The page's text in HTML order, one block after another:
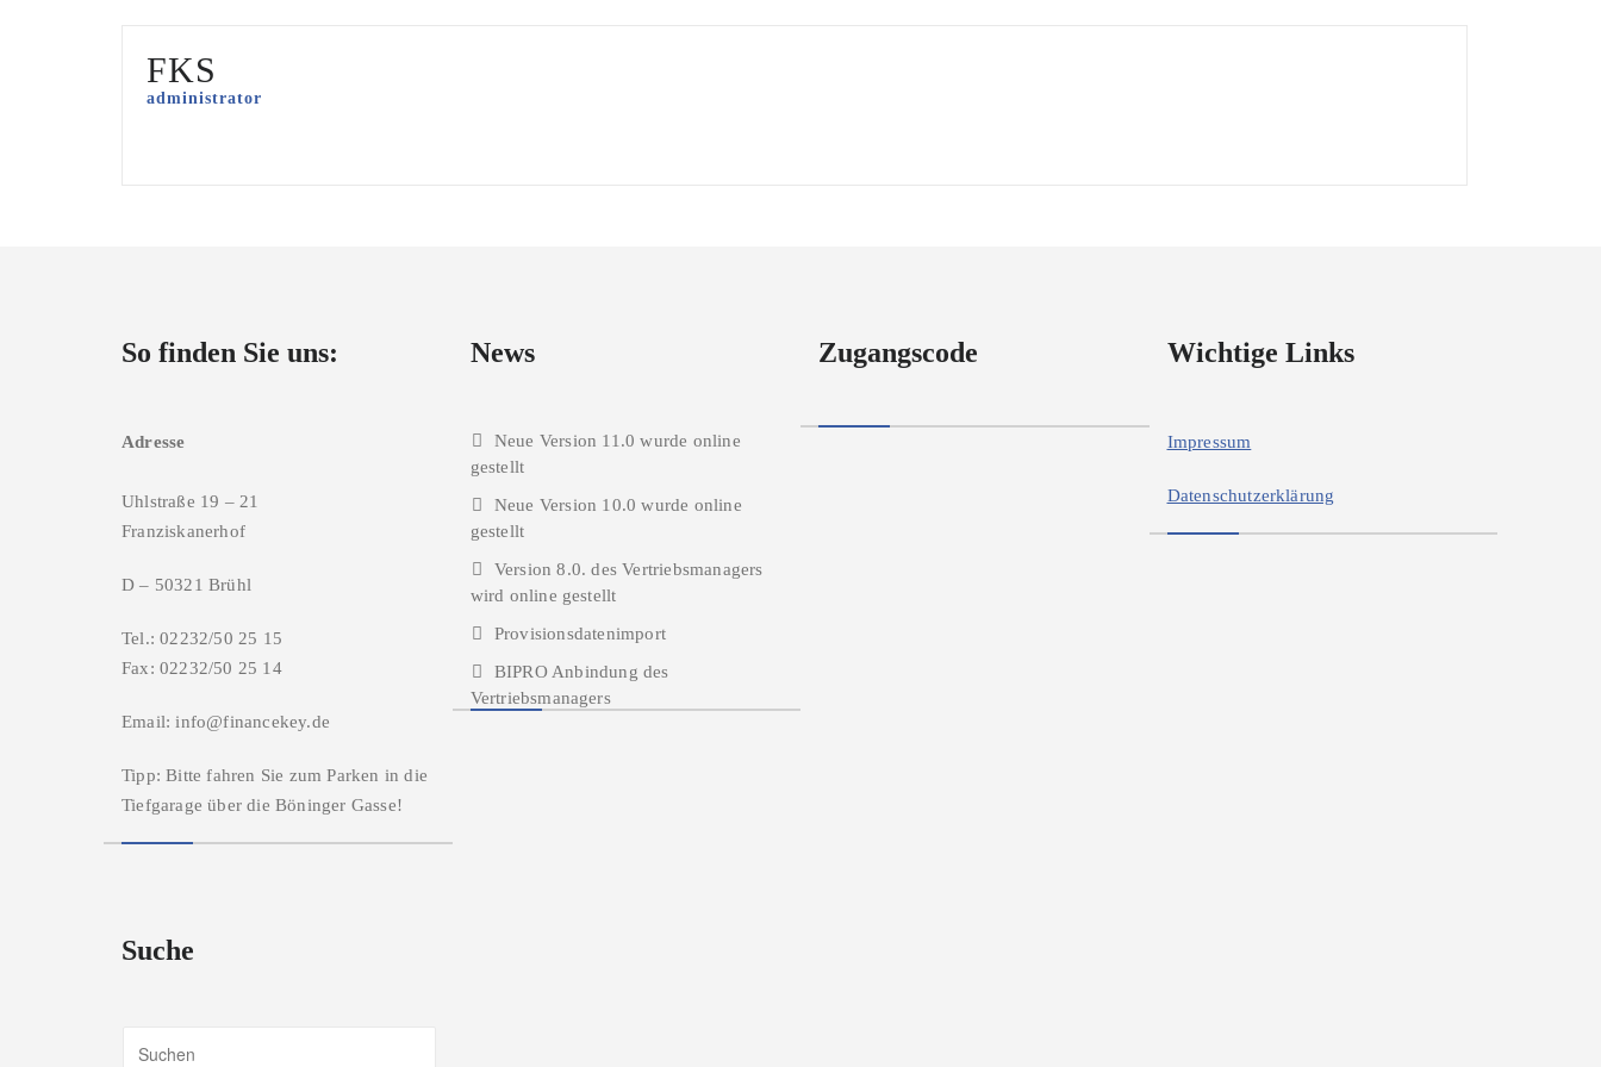
FKS
administrator
So finden Sie uns:
Adresse
Uhlstraße 19 – 21
Franziskanerhof
D – 50321 Brühl
Tel.: 02232/50 25 15
Fax: 02232/50 25 14
Email: info@financekey.de
Tipp: Bitte fahren Sie zum Parken in die
Tiefgarage über die Böninger Gasse!
News
Neue Version 11.0 wurde online
gestellt
Neue Version 10.0 wurde online
gestellt
Version 8.0. des Vertriebsmanagers
wird online gestellt
Provisionsdatenimport
BIPRO Anbindung des
Vertriebsmanagers
Zugangscode Wichtige Links
Impressum
Datenschutzerklärung
Suche